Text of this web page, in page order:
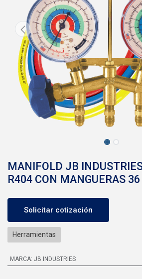
MANIFOLD JB
R404 CON MANGUERAS 36
Solicitar cotización
Herramientas
MARCA: JB INDUSTRIES